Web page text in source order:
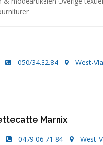
050/34.32.84 West-
Marnix
0479 06 71 84
West-